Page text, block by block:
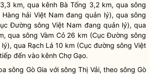
km, qua kênh Bà Tống 3,2 km, qua sông
hải Việt Nam đang quản lý), qua sông
Đường sông Việt Nam đang quản lý), qua
qua sông Vàm Cỏ 26 km (Cục Đường sông
qua Rạch Lá 10 km (Cục đường sông Việt
đến vào kênh Chợ Gạo.
sông Gò Gia với sông Thị Vải, theo sông Gò